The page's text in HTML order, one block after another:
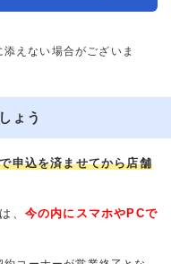
えない場合がございま
ょう
申込を済ませてから店舗
、 今の内にスマホやPCで